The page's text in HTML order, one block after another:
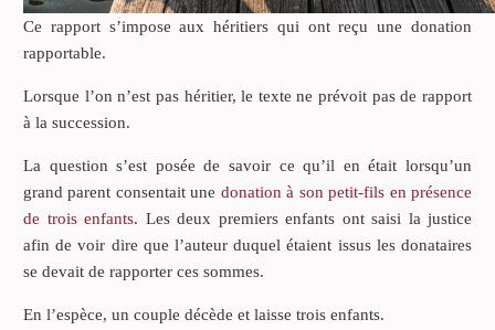
Ce rapport s’impose aux héritiers qui ont reçu une donation
rapportable.
Lorsque l’on n’est pas héritier, le texte ne prévoit pas de rapport
à la succession.
La question s’est posée de savoir ce qu’il en était lorsqu’un
grand parent consentait une donation à son petit-fils en présence
de trois enfants. Les deux premiers enfants ont saisi la justice
afin de voir dire que l’auteur duquel étaient issus les donataires
se devait de rapporter ces sommes.
En l’espèce, un couple décède et laisse trois enfants.